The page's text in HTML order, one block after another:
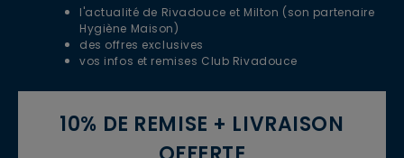
l'actualité de Rivadouce et Milton (son partenaire
Hygiène Maison)
des offres exclusives
vos infos et remises Club Rivadouce
10% DE REMISE + LIVRAISON